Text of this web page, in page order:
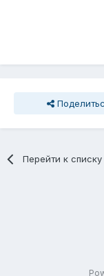
Перейти к